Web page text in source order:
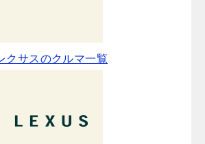
クサスのクルマ一覧